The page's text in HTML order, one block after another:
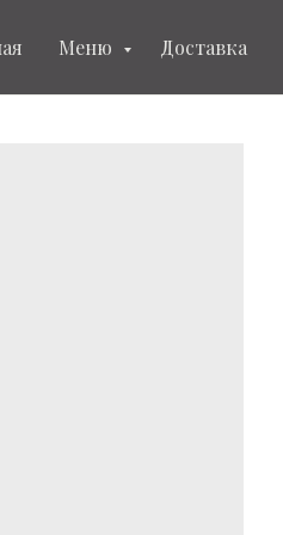
Меню Доставка